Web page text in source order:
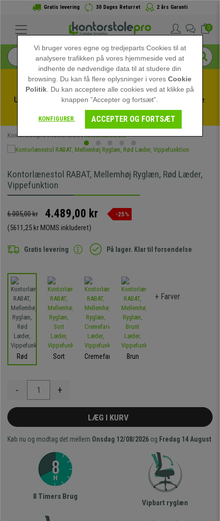
Gratis levering 30 Dages Returret 2 års Garanti
0
Udnyt sommerudsalget hos kontorstolepro! Eksklusive
rabatter i en begrænset periode - Se tilbuddet
Kontorstolepro Kontorstole Kontorlænestole
Kontorlænestol RABAT, Mellemhøj Ryglæn, Rød Læder,
Vippefunktion
6.005,00 kr 4.489,00 kr -25%
(5611,25 kr MOMS inkluderet)
Gratis levering På lager. Klar til forsendelse
Rød Sort Cremefarvet Brun
+ Farver
- +
LÆG I KURV
Køb nu og modtag det mellem Onsdag 12/08/2026 og Fredag 14 August
8 Timers Brug
Vipbart ryglæn
Vi bruger vores egne og tredjeparts Cookies til at
analysere trafikken på vores hjemmeside ved at
indhente de nødvendige data til at studere din
browsing. Du kan få flere oplysninger i voresCookie
Politik . Du kan acceptere alle cookies ved at klikke på
knappen ”Accepter og fortsæt”.
KONFIGURER ACCEPTER OG FORTSÆT